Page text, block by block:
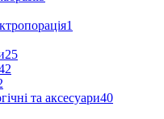
1
25
та аксесуари40